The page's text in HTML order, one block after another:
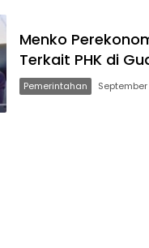
Menko
Terkait PHK di
Pemerintahan